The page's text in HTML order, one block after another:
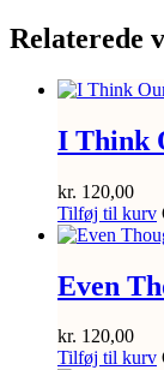
Relaterede
I Think
kr. 120,00
Tilføj til kurv
Even
kr. 120,00
Tilføj til kurv